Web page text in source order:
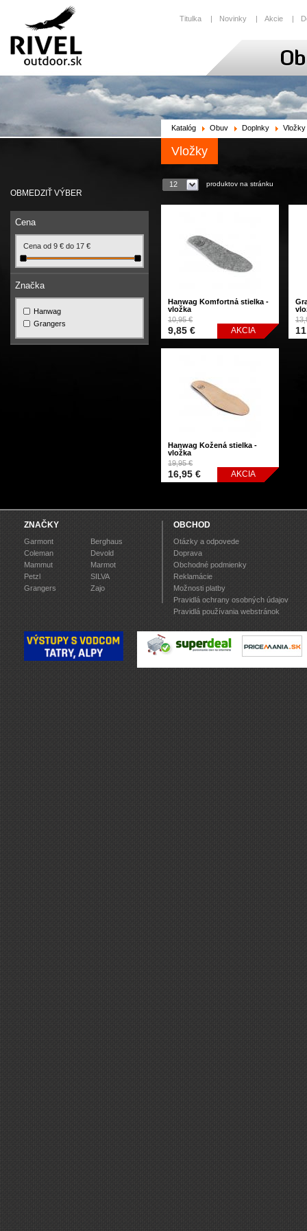
Titulka | Novinky | Akcie |
OBMEDZIŤ VÝBER
Cena
Cena od 9 € do 17 €
Značka
Hanwag
Grangers
Katalóg Obuv Doplnky Vložky
Vložky
12 produktov na stránku
AKCIA
Hanwag Komfortná stielka -
vložka
10,95 €
9,85 €
AKCIA
Hanwag Kožená stielka -
vložka
19,95 €
16,95 €
ZNAČKY
Garmont
Berghaus
Coleman
Devold
Mammut
Marmot
Petzl
SILVA
Grangers
Zajo
OBCHOD
Otázky a odpovede
Doprava
Obchodné podmienky
Reklamácie
Možnosti platby
Pravidlá ochrany osobných údajov
Pravidlá používania webstránok